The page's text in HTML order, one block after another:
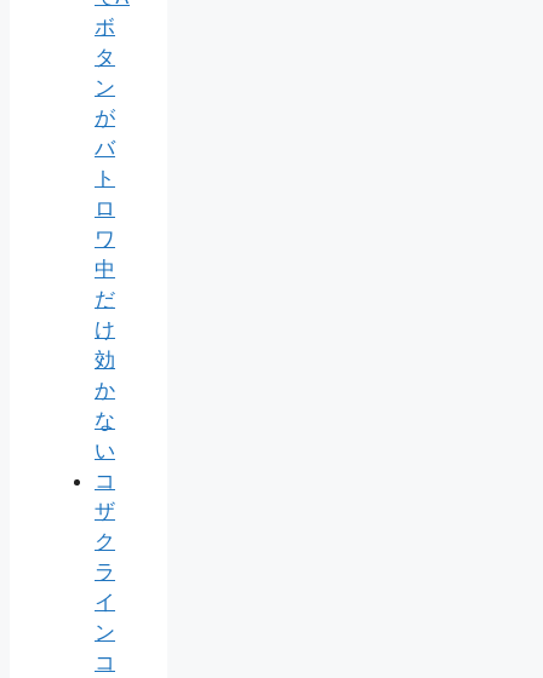
ボ
タ
ン
が
バ
ト
ロ
ワ
中
だ
け
効
か
な
い
コ
ザ
ク
ラ
イ
ン
コ